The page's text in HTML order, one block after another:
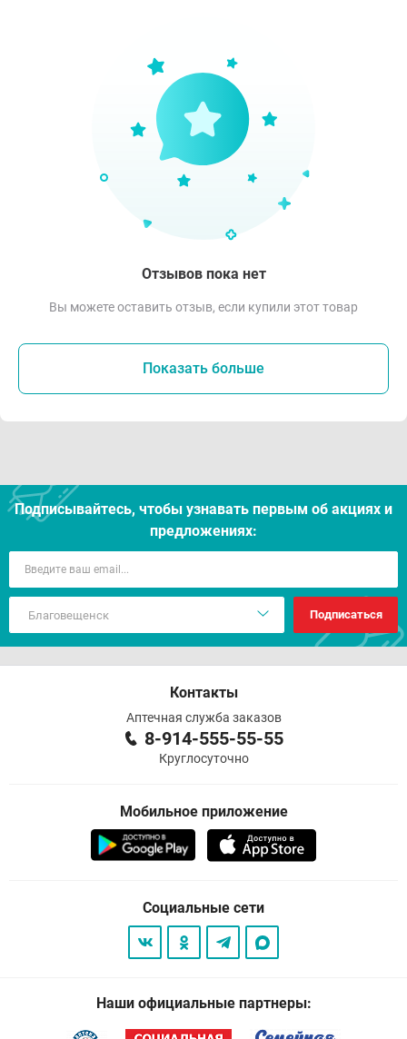
Отзывов пока нет
Вы можете оставить отзыв, если купили этот товар
Показать больше
Подписывайтесь, чтобы узнавать первым об акцияx и
предложениях:
Подписаться
Контакты
Аптечная служба заказов
8-914-555-55-55
Круглосуточно
Мобильное приложение
Социальные сети
Наши официальные партнеры: